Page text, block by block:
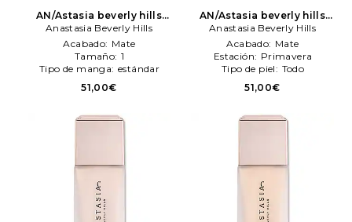
AN/Astasia beverly hills
maquillaje perfecteng
blurreng foundation en
color belleza: N/A Anastasia
Beverly Hills
Anastasia Beverly Hills
Acabado: Mate
Tamaño: 1
Tipo de manga: estándar
51,00€
AN/Astasia beverly hills
maquillaje perfecteng
blurreng foundation en
color belleza: N/A Anastasia
Beverly Hills
Anastasia Beverly Hills
Acabado: Mate
Estación: Primavera
Tipo de piel: Todo
51,00€